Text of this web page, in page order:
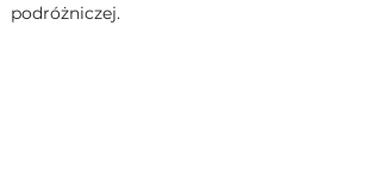
podróżniczej.